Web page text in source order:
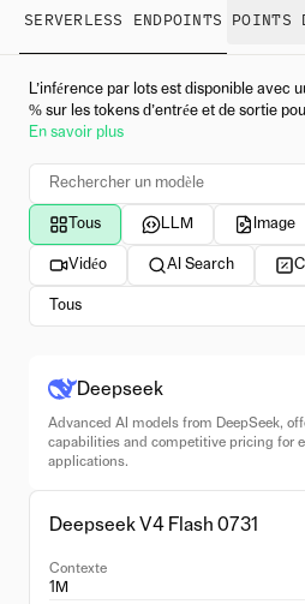
SERVERLESS ENDPOINTS POINTS
L’inférence par lots est disponible avec
% sur les tokens d’entrée et de sortie
En savoir plus
Tous LLM Image
Vidéo AI Search
Tous
Deepseek
Advanced AI models from DeepSeek,
capabilities and competitive pricing for
applications.
Deepseek V4 Flash 0731
Contexte
1M